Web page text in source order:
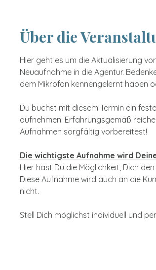
Über die
Hier geht es um die Aktualisierung
Neuaufnahme in die Agentur.
dem Mikrofon kennengelernt haben
Du buchst mit diesem Termin ein
aufnehmen. Erfahrungsgemäß
Aufnahmen sorgfältig vorbereitest!
Die wichtigste Aufnahme wird
Hier hast Du die Möglichkeit, Dich
Diese Aufnahme wird auch an die
nicht.
Stell Dich möglichst individuell und